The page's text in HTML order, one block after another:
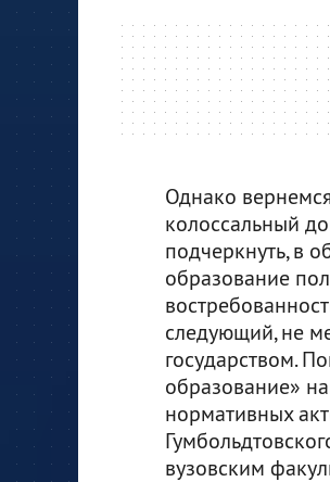
Однако
колоссальный
подчеркнуть, в
образование
следующий, не
государством.
образование»
нормативных
вузовским